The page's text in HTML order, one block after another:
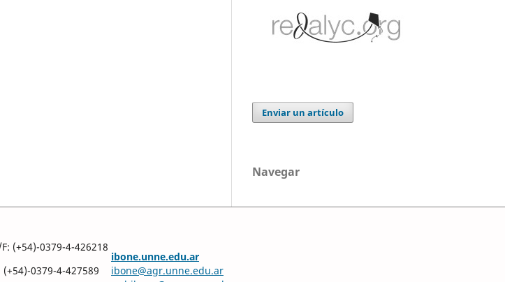
Enviar un artículo
Navegar
(+54)-0379-4-426218
(+54)-0379-4-427589
ibone.unne.edu.ar
ibone@agr.unne.edu.ar